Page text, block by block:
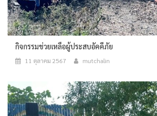
กิจกรรมช่วยเหลือผู้ประสบอัคคีภัย
11 ตุลาคม 2567 mutchalin